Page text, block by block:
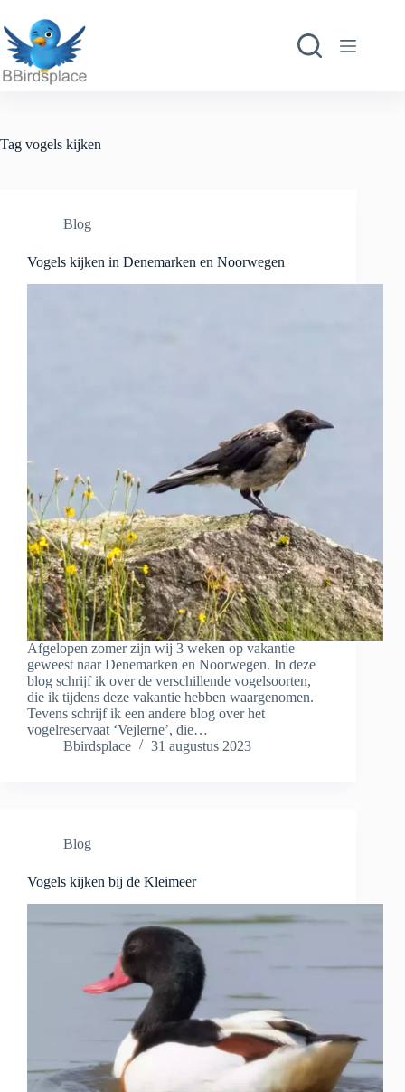
naar
de
inhoud
Tag vogels kijken
Blog
Vogels kijken in Denemarken en Noorwegen
Afgelopen zomer zijn wij 3 weken op vakantie
geweest naar Denemarken en Noorwegen. In deze
blog schrijf ik over de verschillende vogelsoorten,
die ik tijdens deze vakantie hebben waargenomen.
Tevens schrijf ik een andere blog over het
vogelreservaat ‘Vejlerne’, die…
Bbirdsplace
31 augustus 2023
Blog
Vogels kijken bij de Kleimeer